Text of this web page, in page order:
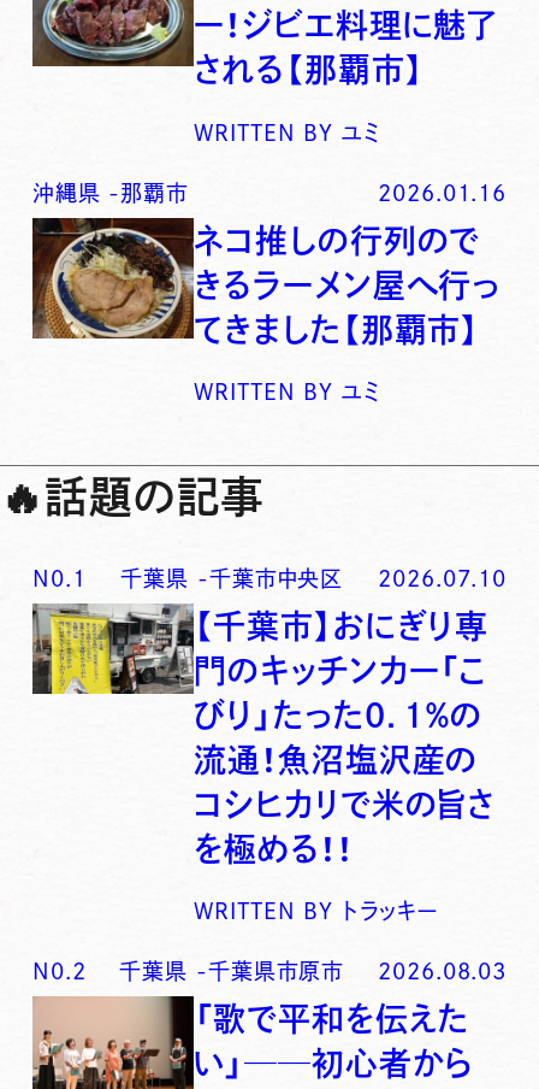
ー！ジビエ料理に魅了
される【那覇市】
WRITTEN BY ユミ
沖縄県 -那覇市 2026.01.16
ネコ推しの行列ので
きるラーメン屋へ行っ
てきました【那覇市】
WRITTEN BY ユミ
🔥話題の記事
N0. 1 千葉県 -千葉市中央区 2026.07.10
【千葉市】おにぎり専
門のキッチンカー「こ
びり」たった0．1％の
流通！魚沼塩沢産の
コシヒカリで米の旨さ
を極める！！
WRITTEN BY トラッキー
N0. 2 千葉県 -千葉県市原市 2026.08.03
「歌で平和を伝えた
い」──初心者から